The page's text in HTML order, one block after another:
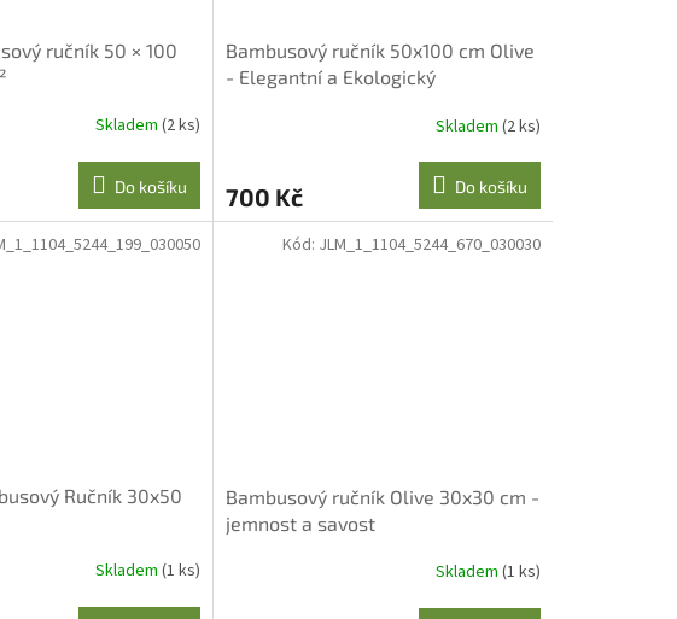
ručník 50 × 100
Skladem (2 ks)
Do košíku
Bambusový ručník 50x100 cm Olive
- Elegantní a Ekologický
Skladem (2 ks)
700 Kč Do košíku
Ručník 30x50
Skladem (1 ks)
Bambusový ručník Olive 30x30 cm -
jemnost a savost
Skladem (1 ks)
Kód: JLM_1_1104_5244_670_030030